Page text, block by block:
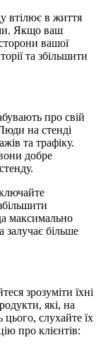
втілює в життя
Якщо ваш
вашої
та збільшити
про свій
на стенді
та трафіку.
добре
максимально
залучає більше
зрозуміти їхні
які, на
слухайте їх
про клієнтів: